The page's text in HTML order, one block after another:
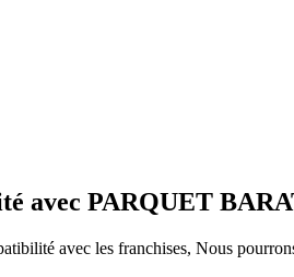
avec PARQUET
avec les franchises, Nous